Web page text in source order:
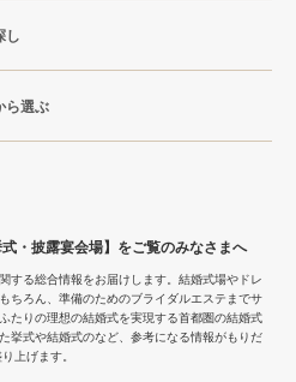
し
ら選ぶ
・披露宴会場】をご覧のみなさまへ
する総合情報をお届けします。結婚式場やドレ
ちろん、準備のためのブライダルエステまでサ
たりの理想の結婚式を実現する首都圏の結婚式
挙式や結婚式のなど、参考になる情報がもりだ
上げます。